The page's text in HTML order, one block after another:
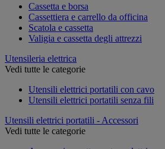
Cassetta e borsa
Cassettiera e carrello da officina
Scatola e cassetta
Valigia e cassetta degli attrezzi
Utensileria elettrica
Vedi tutte le categorie
Utensili elettrici portatili con cavo
Utensili elettrici portatili senza fili
Utensili elettrici portatili - Accessori
Vedi tutte le categorie